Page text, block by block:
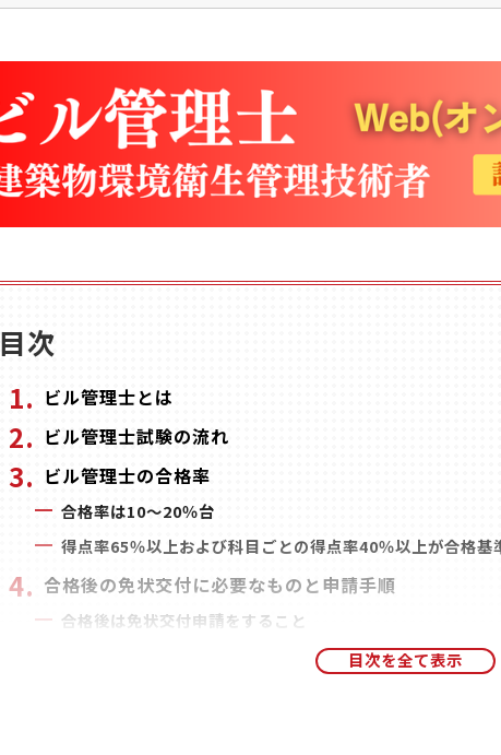
目次
ビル管理士とは
ビル管理士試験の流れ
ビル管理士の合格率
合格率は10～20％台
得点率65％以上および科目ごとの得点率40％以上が合格基
合格後の免状交付に必要なものと申請手順
合格後は免状交付申請をすること